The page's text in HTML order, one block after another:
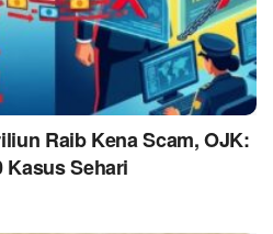
Raib Kena Scam, OJK:
Kasus Sehari